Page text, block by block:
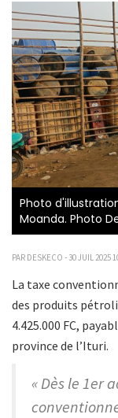
Photo
Moanda. Photo
PAR DESKECO - 30 JUIL 2025
La taxe
des produits
4.425.000 FC,
province de l’Ituri.
« Dès le 1er